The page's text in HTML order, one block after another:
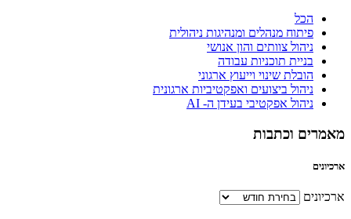
הכל
פיתוח מנהלים ומנהיגות ניהולית
ניהול צוותים והון אנושי
בניית תוכניות עבודה
הובלת שינוי וייעוץ ארגוני
ניהול ביצועים ואפקטיביות ארגונית
ניהול אפקטיבי בעידן ה- AI
מאמרים וכתבות
ארכיונים
ארכיונים